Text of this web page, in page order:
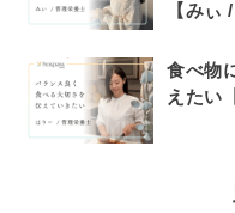
【みぃ
食べ物
えたい